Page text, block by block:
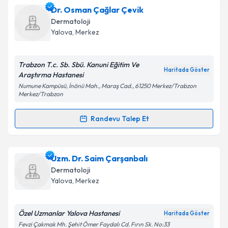
Takvim Talebini Gönder
Uzm. Dr. Abdülkerim Ciritiçin randevu takvimi
talebi oluşturun. Size bu uzmandan randevu almanız
için bir takvim hazırlandığında e-posta ile
Kişisel verilerimin işlenmesine ilişkinAydınlatma
'ni okudum ve kişisel verilerimin belirtilen
kapsamda işlenmesini kabul ediyorum.
Takvim Talebini Gönder
Dr. Osman Çağlar Çevik
Dermatoloji
Yalova, Merkez
Trabzon T.c. Sb. Sbü. Kanuni Eğitim Ve
Araştırma Hastanesi
Haritada Göster
Numune Kampüsü, İnönü Mah., Maraş Cad., 61250 Merkez/Trabzon
Merkez/Trabzon
Randevu Talep Et
Randevu Takvimi Talebi
Dr. Osman Çağlar Çevikiçin randevu takvimi talebi
oluşturun. Size bu uzmandan randevu almanız için bir
takvim hazırlandığında e-posta ile bilgilendireceğiz.
Uzm. Dr. Saim Çarşanbalı
Dermatoloji
Yalova, Merkez
Özel Uzmanlar Yalova Hastanesi Haritada Göster
Fevzi Çakmak Mh. Şehit Ömer Faydalı Cd. Fırın Sk. No:33